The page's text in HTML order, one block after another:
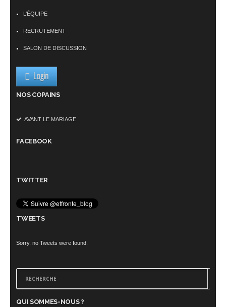
L’ÉQUIPE
RECRUTEMENT
SALON DE DISCUSSION
Login
NOS COPAINS
AVANT LE MARIAGE
FACEBOOK
TWITTER
TWEETS
Sorry, no Tweets were found.
QUI SOMMES-NOUS ?